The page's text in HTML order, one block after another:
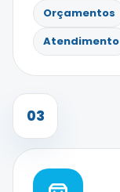
Orçamentos
Atendimento
03